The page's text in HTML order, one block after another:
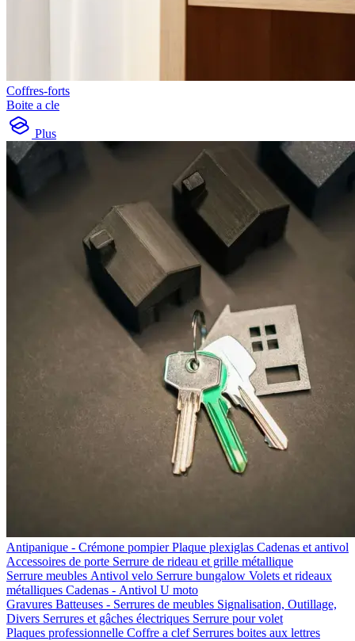
Coffres-forts
Boite a cle
Plus
Antipanique - Crémone pompierPlaque plexiglas Cadenas et antivol
Accessoires de porte Serrure de rideau et grille métallique
Serrure meubles Antivol velo Serrure bungalow Volets et rideaux
métalliques Cadenas - Antivol U moto
Gravures Batteuses - Serrures de meubles Signalisation, Outillage,
Divers Serrures et gâches électriques Serrure pour volet
Plaques professionnelle Coffre a clef Serrures boites aux lettres